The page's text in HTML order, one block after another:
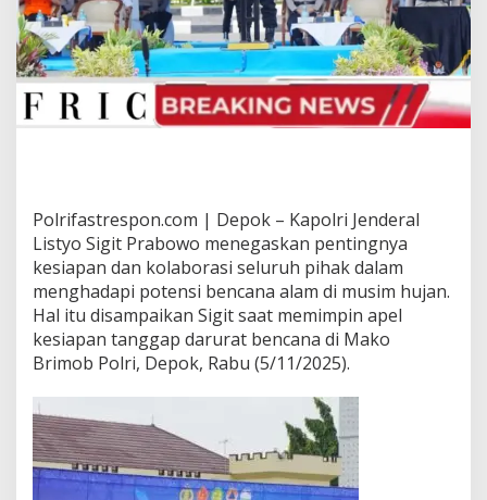
Polrifastrespon.com | Depok – Kapolri Jenderal
Listyo Sigit Prabowo menegaskan pentingnya
kesiapan dan kolaborasi seluruh pihak dalam
menghadapi potensi bencana alam di musim hujan.
Hal itu disampaikan Sigit saat memimpin apel
kesiapan tanggap darurat bencana di Mako
Brimob Polri, Depok, Rabu (5/11/2025).